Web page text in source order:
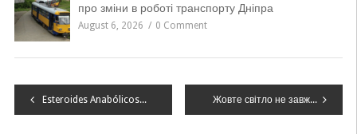
про зміни в роботі транспорту Дніпра
August 6, 2026 0 Comment
Навігація
Esteroides Anabólicos: Una Guía para Comprar en España Жовте світло не завжди означає “стоп”: коли ПДР дозволяють продовжити рух